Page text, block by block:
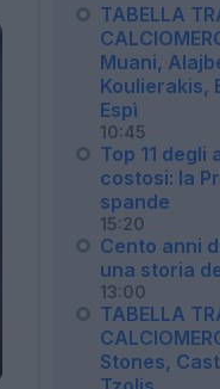
TABELLA
Muani,
Koulierakis,
Espì
10:45
Top 11 degli
costosi: la
spande
15:20
Cento anni
una storia
13:00
TABELLA
Stones,